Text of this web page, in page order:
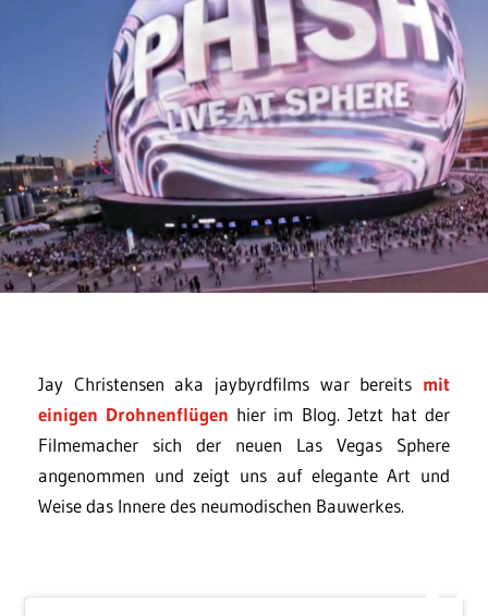
Jay Christensen aka jaybyrdfilms war bereits mit
einigen Drohnenflügen hier im Blog. Jetzt hat der
Filmemacher sich der neuen Las Vegas Sphere
angenommen und zeigt uns auf elegante Art und
Weise das Innere des neumodischen Bauwerkes.